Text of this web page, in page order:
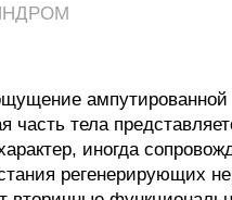
ампутированной
тела
иногда
регенерирующих